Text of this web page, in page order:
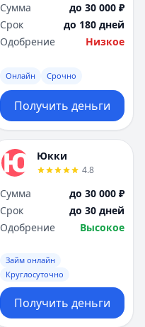
Сумма
до 30 000 ₽
Срок
до 180 дней
Одобрение
Низкое
Онлайн Срочно
Получить деньги
Юкки
4.8
Сумма
до 30 000 ₽
Срок
до 30 дней
Одобрение
Высокое
Займ онлайн
Круглосуточно
Получить деньги